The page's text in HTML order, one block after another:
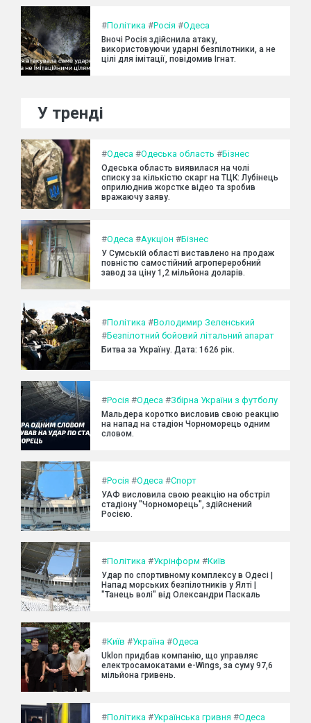
#Політика #Росія #Одеса
Вночі Росія здійснила атаку,
використовуючи ударні безпілотники, а не
цілі для імітації, повідомив Ігнат.
У тренді
#Одеса #Одеська область #Бізнес
Одеська область виявилася на чолі
списку за кількістю скарг на ТЦК: Лубінець
оприлюднив жорстке відео та зробив
вражаючу заяву.
#Одеса #Аукціон #Бізнес
У Сумській області виставлено на продаж
повністю самостійний агропереробний
завод за ціну 1,2 мільйона доларів.
#Політика #Володимир Зеленський
#Безпілотний бойовий літальний апарат
Битва за Україну. Дата: 1626 рік.
#Росія #Одеса #Збірна України з футболу
Мальдера коротко висловив свою реакцію
на напад на стадіон Чорноморець одним
словом.
#Росія #Одеса #Спорт
УАФ висловила свою реакцію на обстріл
стадіону "Чорноморець", здійснений
Росією.
#Політика #Укрінформ #Київ
Удар по спортивному комплексу в Одесі |
Напад морських безпілотників у Ялті |
"Танець волі" від Олександри Паскаль
#Київ #Україна #Одеса
Uklon придбав компанію, що управляє
електросамокатами e-Wings, за суму 97,6
мільйона гривень.
#Політика #Українська гривня #Одеса